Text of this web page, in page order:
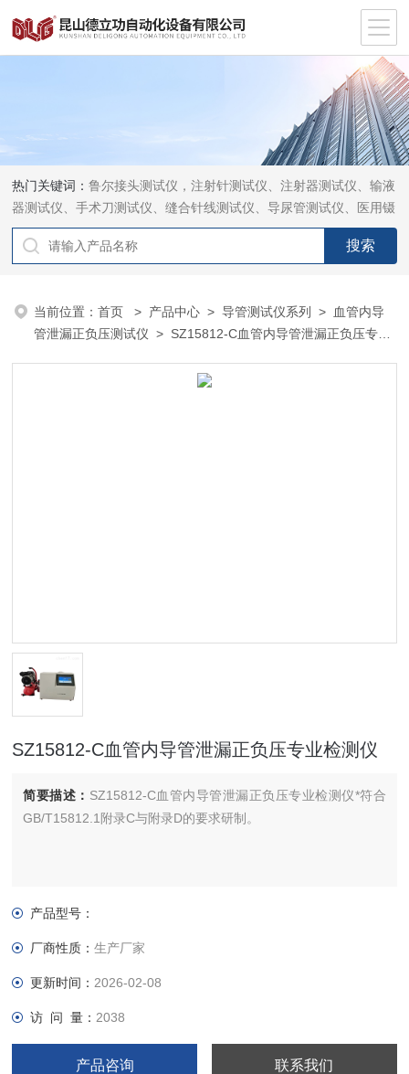
热门关键词：鲁尔接头测试仪，注射针测试仪、注射器测试仪、输液
器测试仪、手术刀测试仪、缝合针线测试仪、导尿管测试仪、医用镊
钳测试仪、导引管导丝测试仪、针灸针测试仪、留置针测试仪
当前位置：首页 > 产品中心 >导管测试仪系列 > 血管内导
管泄漏正负压测试仪 > SZ15812-C血管内导管泄漏正负压专业
SZ15812-C血管内导管泄漏正负压专业检测仪
简要描述： SZ15812-C血管内导管泄漏正负压专业检测仪*符合
GB/T15812.1附录C与附录D的要求研制。
产品型号：
厂商性质：生产厂家
更新时间： 2026-02-08
访 问 量： 2038
产品咨询 联系我们